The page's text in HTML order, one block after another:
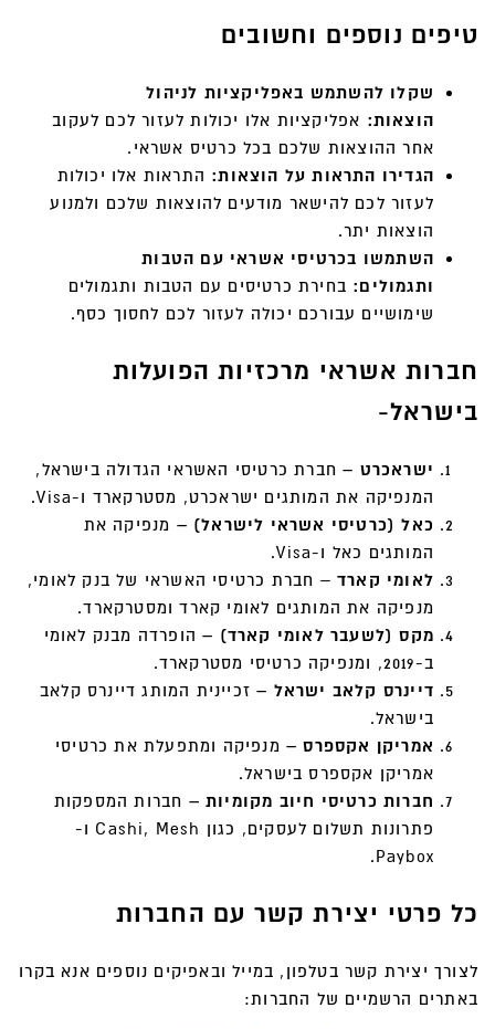
טיפים נוספים וחשובים
שקלו להשתמש באפליקציות לניהול
הוצאות: אפליקציות אלו יכולות לעזור לכם לעקוב
אחר ההוצאות שלכם בכל כרטיס אשראי.
הגדירו התראות על הוצאות: התראות אלו יכולות
לעזור לכם להישאר מודעים להוצאות שלכם ולמנוע
הוצאות יתר.
השתמשו בכרטיסי אשראי עם הטבות
ותגמולים: בחירת כרטיסים עם הטבות ותגמולים
שימושיים עבורכם יכולה לעזור לכם לחסוך כסף.
חברות אשראי מרכזיות הפועלות
בישראל-
ישראכרט –חברת כרטיסי האשראי הגדולה בישראל,
המנפיקה את המותגים ישראכרט, מסטרקארד ו-Visa.
כאל (כרטיסי אשראי לישראל) – מנפיקה את
המותגים כאל ו-Visa.
לאומי קארד – חברת כרטיסי האשראי של בנק לאומי,
מנפיקה את המותגים לאומי קארד ומסטרקארד.
מקס (לשעבר לאומי קארד) –הופרדה מבנק לאומי
ב-2019, ומנפיקה כרטיסי מסטרקארד.
דיינרס קלאב ישראל –זכיינית המותג דיינרס קלאב
בישראל.
אמריקן אקספרס – מנפיקה ומתפעלת את כרטיסי
אמריקן אקספרס בישראל.
חברות כרטיסי חיוב מקומיות – חברות המספקות
פתרונות תשלום לעסקים, כגון Cashi, Mesh ו-
Paybox.
כל פרטי יצירת קשר עם החברות
לצורך יצירת קשר בטלפון, במייל ובאפיקים נוספים אנא בקרו
באתרים הרשמיים של החברות: